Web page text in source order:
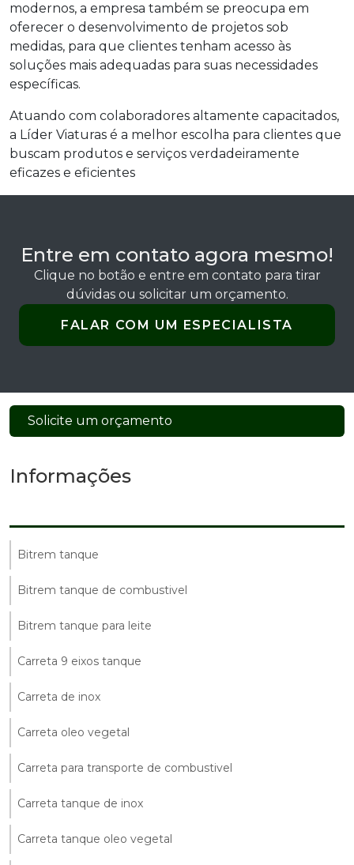
modernos, a empresa também se preocupa em
oferecer o desenvolvimento de projetos sob
medidas, para que clientes tenham acesso às
soluções mais adequadas para suas necessidades
específicas.
Atuando com colaboradores altamente capacitados,
a Líder Viaturas é a melhor escolha para clientes que
buscam produtos e serviços verdadeiramente
eficazes e eficientes
Entre em contato agora mesmo!
Clique no botão e entre em contato para tirar
dúvidas ou solicitar um orçamento.
FALAR COM UM ESPECIALISTA
Solicite um orçamento
Informações
Bitrem tanque
Bitrem tanque de combustivel
Bitrem tanque para leite
Carreta 9 eixos tanque
Carreta de inox
Carreta oleo vegetal
Carreta para transporte de combustivel
Carreta tanque de inox
Carreta tanque oleo vegetal